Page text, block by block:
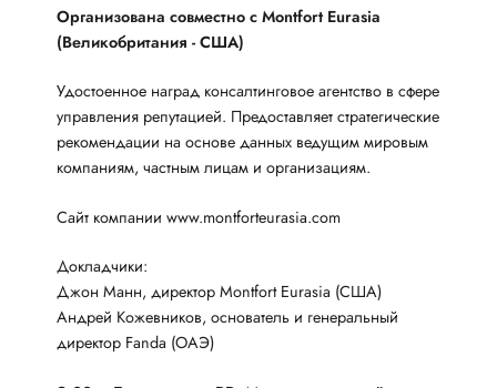
Организована совместно с Montfort Eurasia
(Великобритания - США)
Удостоенное наград консалтинговое агентство в сфере
управления репутацией. Предоставляет стратегические
рекомендации на основе данных ведущим мировым
компаниям, частным лицам и организациям.
Сайт компании www.montforteurasia.com
Докладчики:
Джон Манн, директор Montfort Eurasia (США)
Андрей Кожевников, основатель и генеральный
директор Fanda (ОАЭ)